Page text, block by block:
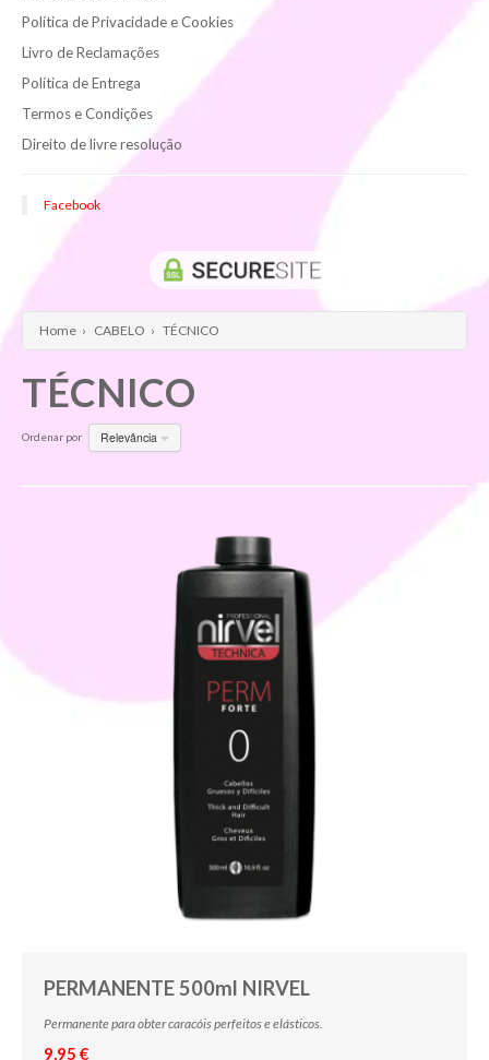
Política de Privacidade e Cookies
Livro de Reclamações
Política de Entrega
Termos e Condições
Direito de livre resolução
Facebook
Home › CABELO › TÉCNICO
TÉCNICO
Ordenar por Relevância
PERMANENTE 500ml NIRVEL
Permanente para obter caracóis perfeitos e elásticos.
9,95 €